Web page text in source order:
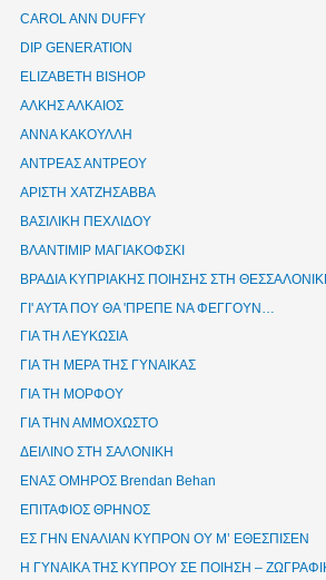
CAROL ANN DUFFY
DIP GENERATION
ELIZABETH BISHOP
ΑΛΚΗΣ ΑΛΚΑΙΟΣ
ΑΝΝΑ ΚΑΚΟΥΛΛΗ
ΑΝΤΡΕΑΣ ΑΝΤΡΕΟΥ
ΑΡΙΣΤΗ ΧΑΤΖΗΣΑΒΒΑ
ΒΑΣΙΛΙΚΗ ΠΕΧΛΙΔΟΥ
ΒΛΑΝΤΙΜΙΡ ΜΑΓΙΑΚΟΦΣΚΙ
ΒΡΑΔΙΑ ΚΥΠΡΙΑΚΗΣ ΠΟΙΗΣΗΣ ΣΤΗ
ΓΙ' ΑΥΤΑ ΠΟΥ ΘΑ 'ΠΡΕΠΕ ΝΑ ΦΕΓΓΟΥΝ…
ΓΙΑ ΤΗ ΛΕΥΚΩΣΙΑ
ΓΙΑ ΤΗ ΜΕΡΑ ΤΗΣ ΓΥΝΑΙΚΑΣ
ΓΙΑ ΤΗ ΜΟΡΦΟΥ
ΓΙΑ ΤΗΝ ΑΜΜΟΧΩΣΤΟ
ΔΕΙΛΙΝΟ ΣΤΗ ΣΑΛΟΝΙΚΗ
ΕΝΑΣ ΟΜΗΡΟΣ Brendan Behan
ΕΠΙΤΑΦΙΟΣ ΘΡΗΝΟΣ
ΕΣ ΓΗΝ ΕΝΑΛΙΑΝ ΚΥΠΡΟΝ ΟΥ Μ’ ΕΘΕΣΠΙΣΕΝ
Η ΓΥΝΑΙΚΑ ΤΗΣ ΚΥΠΡΟΥ ΣΕ ΠΟΙΗΣΗ –